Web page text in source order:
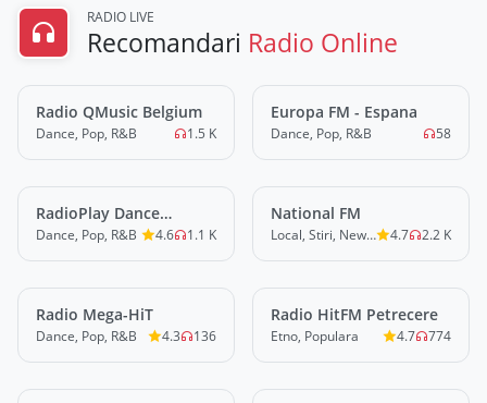
RADIO LIVE
Recomandari Radio Online
LIVE
Radio QMusic Belgium
Dance, Pop, R&B 1.5 K
LIVE
Europa FM - Espana
Dance, Pop, R&B 58
LIVE
RadioPlay Dance
Romania
Dance, Pop, R&B 4.6 1.1 K
LIVE
National FM
Local, Stiri, News, Misc 4.7 2.2 K
LIVE
Radio Mega-HiT
Dance, Pop, R&B 4.3 136
LIVE
Radio HitFM Petrecere
Etno, Populara 4.7 774